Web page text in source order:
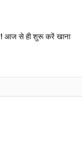
आज से ही शुरू करें खाना